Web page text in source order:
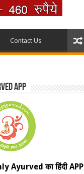
Contact Us
App
Ayurved का हिंदी APP